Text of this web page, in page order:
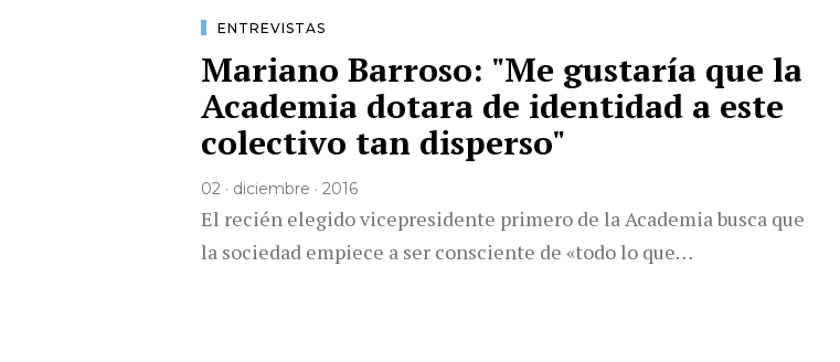
ENTREVISTAS
Mariano Barroso: "Me gustaría que la
Academia dotara de identidad a este
colectivo tan disperso"
02 · diciembre · 2016
El recién elegido vicepresidente primero de la Academia busca que
la sociedad empiece a ser consciente de «todo lo que…